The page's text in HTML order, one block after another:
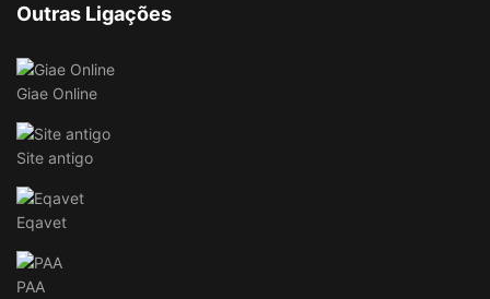
Outras Ligações
Giae Online
Site antigo
Eqavet
PAA